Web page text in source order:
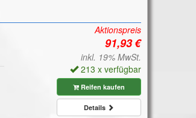
Aktionspreis
inkl. 19% MwSt.
213 x verfügbar
Reifen kaufen
Details